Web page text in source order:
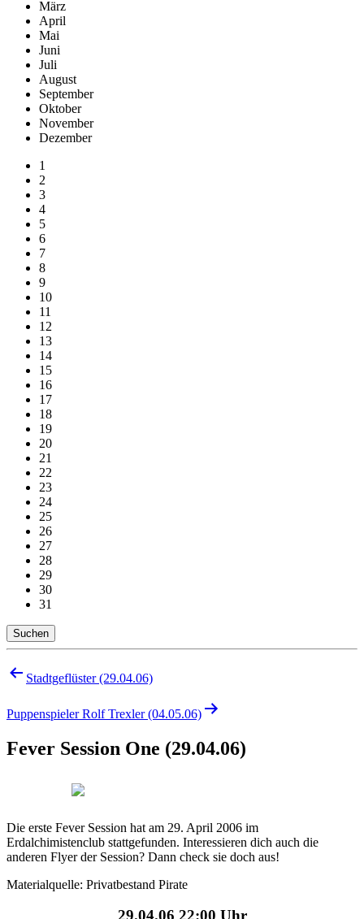
März
April
Mai
Juni
Juli
August
September
Oktober
November
Dezember
1
2
3
4
5
6
7
8
9
10
11
12
13
14
15
16
17
18
19
20
21
22
23
24
25
26
27
28
29
30
31
Suchen
Beitragsnavigation
Stadtgeflüster (29.04.06)
Puppenspieler Rolf Trexler (04.05.06)
Fever Session One (29.04.06)
Die erste Fever Session hat am 29. April 2006 im
Erdalchimistenclub stattgefunden. Interessieren dich auch die
anderen Flyer der Session? Dann check sie doch aus!
Materialquelle: Privatbestand Pirate
29.04.06 22:00 Uhr